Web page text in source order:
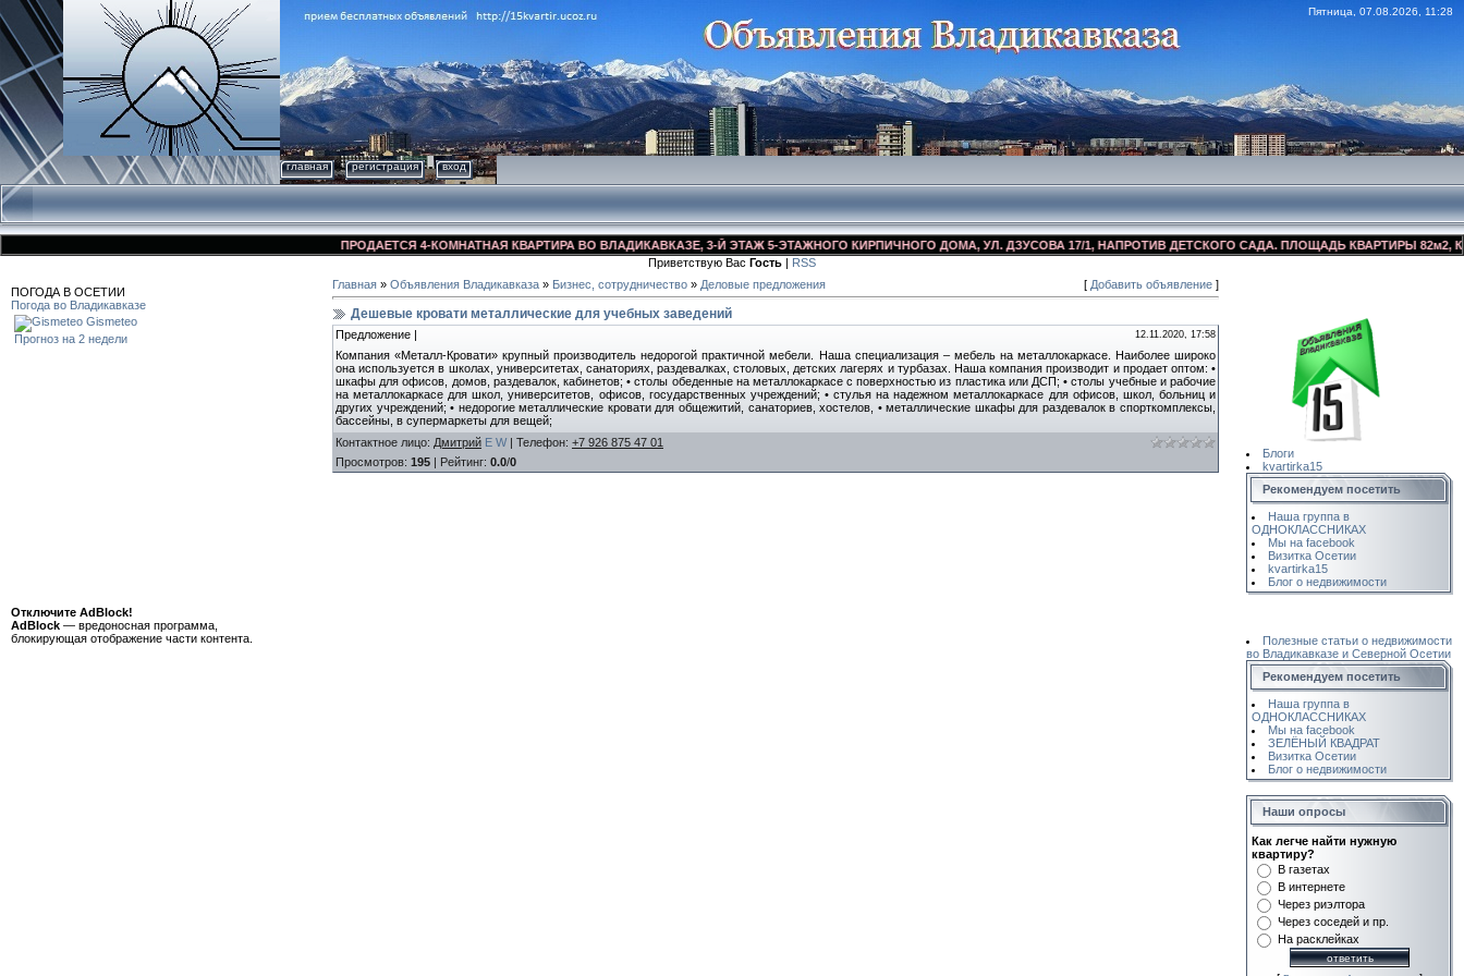
Пятница, 07.08.2026, 11:28
главная регистрация вход
ПРОДАЕТСЯ 4-КОМНАТНАЯ КВАРТИРА ВО ВЛАДИКАВКАЗЕ, 3-Й ЭТАЖ 5-ЭТАЖНОГО КИРПИЧНОГО ДОМА, УЛ. ДЗУСОВА 17/1, НАПРОТИВ ДЕТСКОГО САДА. ПЛОЩАДЬ КВАРТИРЫ 82м2,
Приветствую Вас Гость | RSS
ПОГОДА В ОСЕТИИ
Погода во Владикавказе
Gismeteo
Прогноз на 2 недели
Отключите AdBlock!
AdBlock — вредоносная программа,
блокирующая отображение части контента.
Главная » Объявления Владикавказа » Бизнес, сотрудничество » Деловые предложения [ Добавить объявление ]
Дешевые кровати металлические для учебных заведений
Предложение | 12.11.2020, 17:58
Компания «Металл-Кровати» крупный производитель недорогой практичной мебели. Наша специализация – мебель на металлокаркасе. Наиболее широко
она используется в школах, университетах, санаториях, раздевалках, столовых, детских лагерях и турбазах. Наша компания производит и продает оптом: •
шкафы для офисов, домов, раздевалок, кабинетов; • столы обеденные на металлокаркасе с поверхностью из пластика или ДСП; • столы учебные и рабочие
на металлокаркасе для школ, университетов, офисов, государственных учреждений; • стулья на надежном металлокаркасе для офисов, школ, больниц и
других учреждений; • недорогие металлические кровати для общежитий, санаториев, хостелов, • металлические шкафы для раздевалок в спорткомплексы,
бассейны, в супермаркеты для вещей;
Контактное лицо: Дмитрий E W | Телефон: +7 926 875 47 01
Просмотров: 195 | Рейтинг: 0.0/0
Блоги
kvartirka15
Рекомендуем посетить
Наша группа в
ОДНОКЛАССНИКАХ
Мы на facebook
Визитка Осетии
kvartirka15
Блог о недвижимости
Полезные статьи о недвижимости
во Владикавказе и Северной Осетии
Рекомендуем посетить
Наша группа в
ОДНОКЛАССНИКАХ
Мы на facebook
ЗЕЛЁНЫЙ КВАДРАТ
Визитка Осетии
Блог о недвижимости
Наши опросы
Как легче найти нужную
квартиру?
В газетах
В интернете
Через риэлтора
Через соседей и пр.
На расклейках